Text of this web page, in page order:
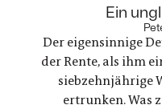
Ein
Der eigensinnige
der Rente, als ihm
siebzehnjährige
ertrunken. Was